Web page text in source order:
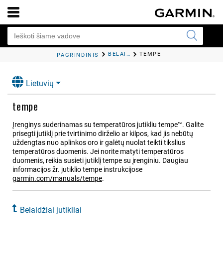
PAGRINDINIS BELAIDŽIAI JUTIKLIAI TEMPE
Lietuvių
tempe
Įrenginys suderinamas su temperatūros jutikliu tempe™. Galite
prisegti jutiklį prie tvirtinimo dirželio ar kilpos, kad jis nebūtų
uždengtas nuo aplinkos oro ir galėtų nuolat teikti tikslius
temperatūros duomenis. Jei norite matyti temperatūros
duomenis, reikia susieti jutiklį tempe su įrenginiu. Daugiau
informacijos žr. jutiklio tempe instrukcijose
garmin.com/manuals/tempe.
Belaidžiai jutikliai